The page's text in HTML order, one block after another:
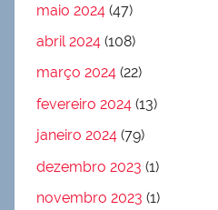
maio 2024 (47)
abril 2024 (108)
março 2024 (22)
fevereiro 2024 (13)
janeiro 2024 (79)
dezembro 2023 (1)
novembro 2023 (1)